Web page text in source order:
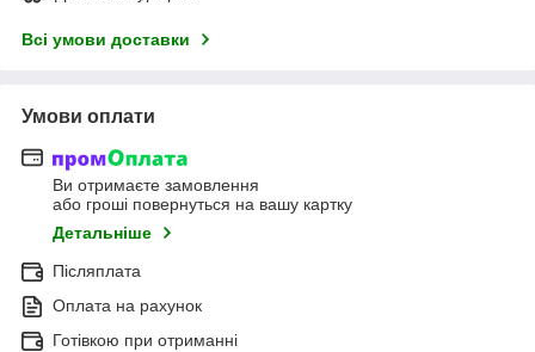
Всі умови доставки
Умови оплати
Ви отримаєте замовлення
або гроші повернуться на вашу картку
Детальніше
Післяплата
Оплата на рахунок
Готівкою при отриманні